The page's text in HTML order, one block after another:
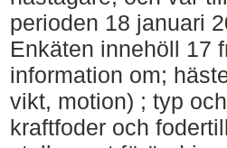
perioden 18 januari
Enkäten innehöll 17
information om;
vikt, motion) ; typ
kraftfoder och